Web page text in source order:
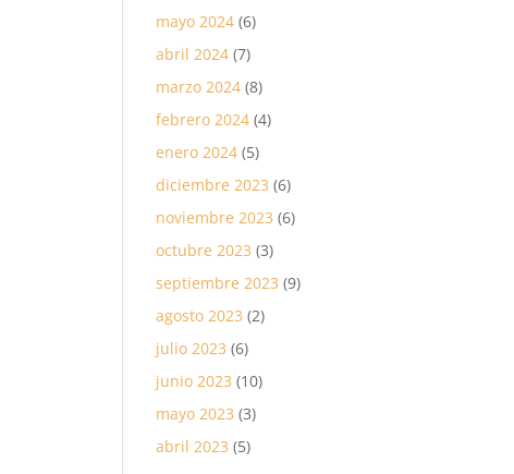
mayo 2024 (6)
abril 2024 (7)
marzo 2024 (8)
febrero 2024 (4)
enero 2024 (5)
diciembre 2023 (6)
noviembre 2023 (6)
octubre 2023 (3)
septiembre 2023 (9)
agosto 2023 (2)
julio 2023 (6)
junio 2023 (10)
mayo 2023 (3)
abril 2023 (5)